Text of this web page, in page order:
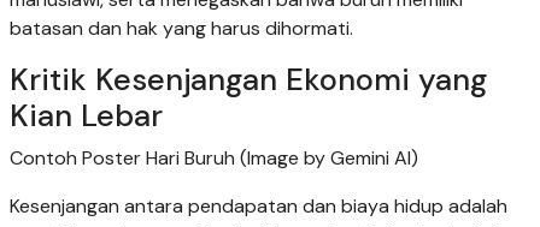
batasan dan hak yang harus dihormati.
Kritik Kesenjangan Ekonomi yang
Kian Lebar
Contoh Poster Hari Buruh (Image by Gemini AI)
Kesenjangan antara pendapatan dan biaya hidup adalah